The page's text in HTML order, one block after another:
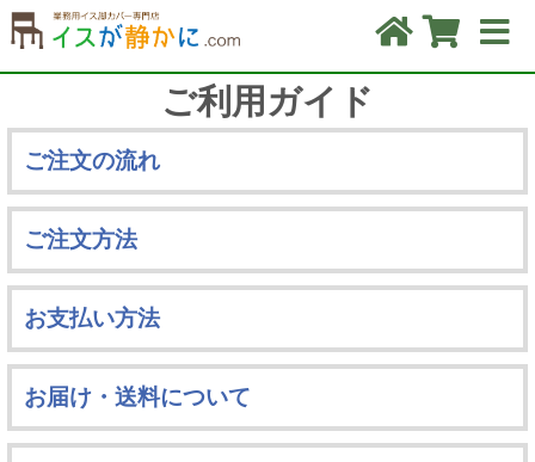
ご利用ガイド
ご注文の流れ
ご注文方法
お支払い方法
お届け・送料について